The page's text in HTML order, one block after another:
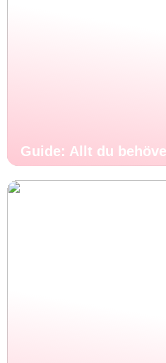
Guide: Allt du